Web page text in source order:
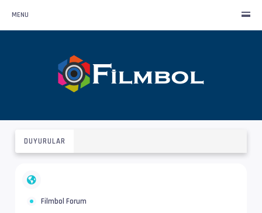
MENU
DUYURULAR
Filmbol Forum